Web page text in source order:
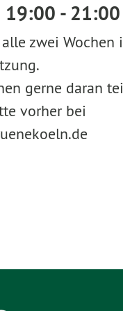
- 21:00
zwei Wochen
gerne daran
vorher bei